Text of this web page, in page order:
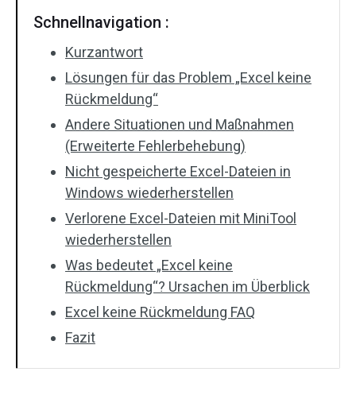
Schnellnavigation :
Kurzantwort
Lösungen für das Problem „Excel keine
Rückmeldung“
Andere Situationen und Maßnahmen
(Erweiterte Fehlerbehebung)
Nicht gespeicherte Excel-Dateien in
Windows wiederherstellen
Verlorene Excel-Dateien mit MiniTool
wiederherstellen
Was bedeutet „Excel keine
Rückmeldung“? Ursachen im Überblick
Excel keine Rückmeldung FAQ
Fazit